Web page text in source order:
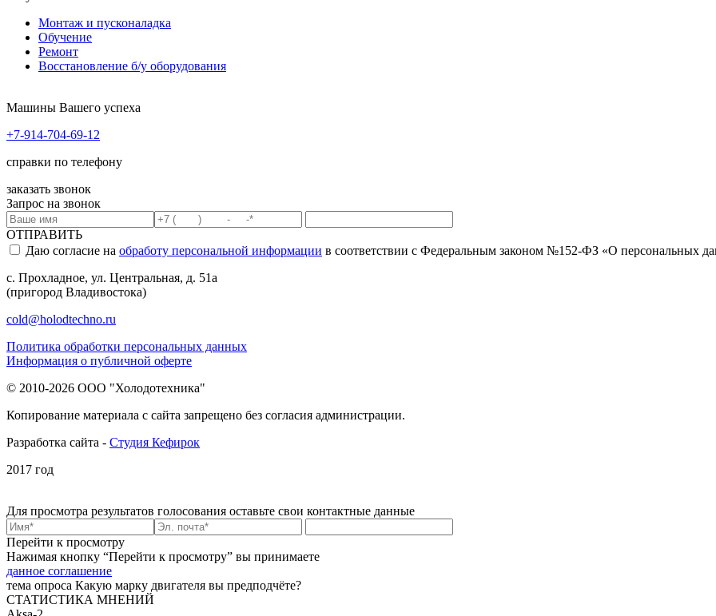
Монтаж и пусконаладка
Обучение
Ремонт
Восстановление б/у оборудования
Машины Вашего успеха
+7-914-704-69-12
справки по телефону
заказать звонок
Запрос на звонок
ОТПРАВИТЬ
Даю согласие на обработу персональной информации в соответствии с Федеральным законом №152-ФЗ «О персональных
с. Прохладное, ул. Центральная, д. 51а
(пригород Владивостока)
cold@holodtechno.ru
Политика обработки персональных данных
Информация о публичной оферте
© 2010-2026 ООО "Холодотехника"
Копирование материала с сайта запрещено без согласия администрации.
Разработка сайта - Студия Кефирок
2017 год
Для просмотра результатов голосования оставьте свои контактные данные
Перейти к просмотру
Нажимая кнопку “Перейти к просмотру” вы принимаете
данное соглашение
тема опроса Какую марку двигателя вы предподчёте?
СТАТИСТИКА МНЕНИЙ